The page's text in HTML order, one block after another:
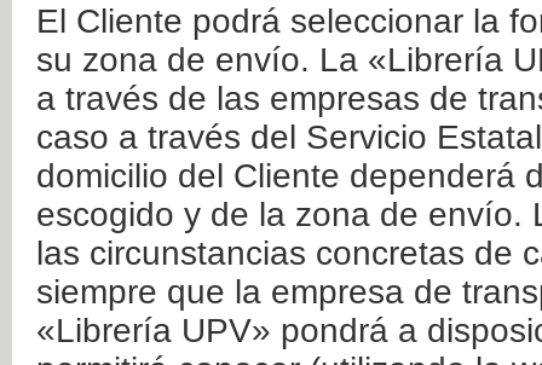
El Cliente podrá seleccionar la
su zona de envío. La «Librería
a través de las empresas de
caso a través del Servicio
domicilio del Cliente dependerá
escogido y de la zona de envío.
las circunstancias concretas de
siempre que la empresa de
«Librería UPV» pondrá a